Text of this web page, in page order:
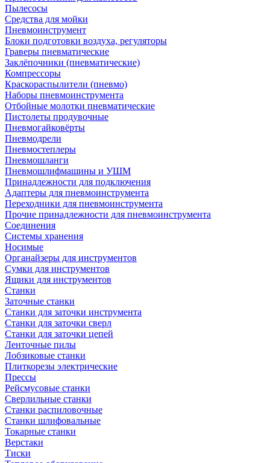
Пылесосы
Средства для мойки
Пневмоинструмент
Блоки подготовки воздуха, регуляторы
Граверы пневматические
Заклёпочники (пневматические)
Компрессоры
Краскораспылители (пневмо)
Наборы пневмоинструмента
Отбойные молотки пневматические
Пистолеты продувочные
Пневмогайковёрты
Пневмодрели
Пневмостеплеры
Пневмошланги
Пневмошлифмашины и УШМ
Принадлежности для подключения
Адаптеры для пневмоинструмента
Переходники для пневмоинструмента
Прочие принадлежности для пневмоинструмента
Соединения
Системы хранения
Носимые
Органайзеры для инструментов
Сумки для инструментов
Ящики для инструментов
Станки
Заточные станки
Станки для заточки инструмента
Станки для заточки сверл
Станки для заточки цепей
Ленточные пилы
Лобзиковые станки
Плиткорезы электрические
Прессы
Рейсмусовые станки
Сверлильные станки
Станки распиловочные
Станки шлифовальные
Токарные станки
Верстаки
Тиски